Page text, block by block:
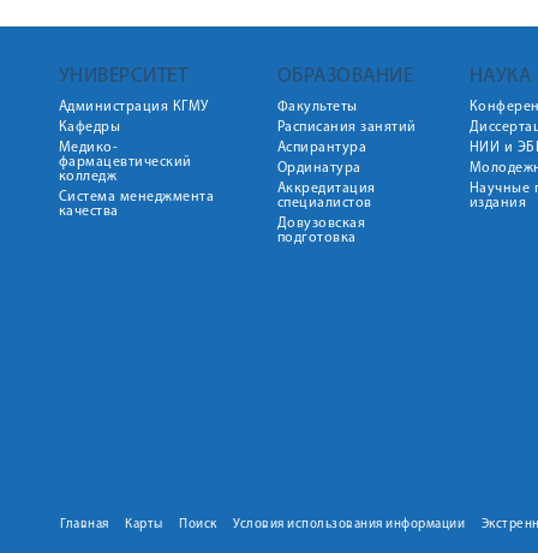
УНИВЕРСИТЕТ
Администрация КГМУ
Кафедры
Медико-
фармацевтический
колледж
Система менеджмента
качества
ОБРАЗОВАНИЕ
Факультеты
Расписания занятий
Аспирантура
Ординатура
Аккредитация
специалистов
Довузовская
подготовка
НАУКА
НИИ и
Научные
издания
Главная Карты Поиск Условия использования информации